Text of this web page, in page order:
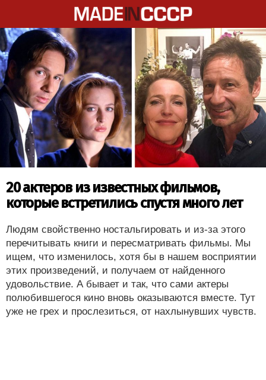
20 актеров из известных фильмов,
которые встретились спустя много лет
Людям свойственно ностальгировать и из-за этого
перечитывать книги и пересматривать фильмы. Мы
ищем, что изменилось, хотя бы в нашем восприятии
этих произведений, и получаем от найденного
удовольствие. А бывает и так, что сами актеры
полюбившегося кино вновь оказываются вместе. Тут
уже не грех и прослезиться, от нахлынувших чувств.